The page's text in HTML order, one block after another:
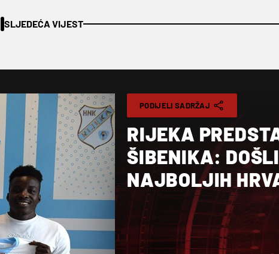
SLJEDEĆA VIJEST
PODIJELI SADRŽAJ
RIJEKA
ŠIBENIKA:
NAJBOLJIH